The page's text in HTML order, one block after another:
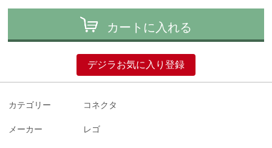
カートに入れる
デジラお気に入り登録
カテゴリー コネクタ
メーカー レゴ